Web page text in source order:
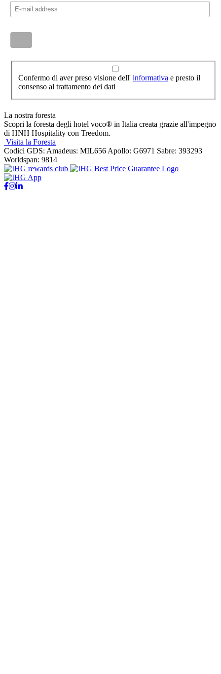
Confermo di aver preso visione dell' informativa e presto il
consenso al trattamento dei dati
La nostra foresta
Scopri la foresta degli hotel voco® in Italia creata grazie all'impegno
di HNH Hospitality con Treedom.
Visita la Foresta
Codici GDS: Amadeus: MIL656 Apollo: G6971 Sabre: 393293
Worldspan: 9814